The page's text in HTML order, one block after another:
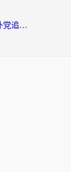
国外能看中央电视台吗现在？海外党追剧看央视的实用指南